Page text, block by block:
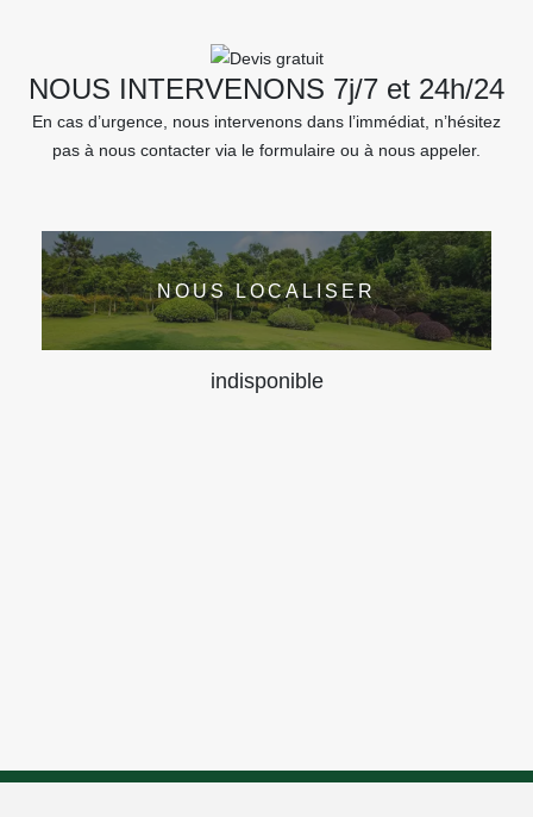
NOUS INTERVENONS 7j/7 et 24h/24
En cas d’urgence, nous intervenons dans l’immédiat, n’hésitez
pas à nous contacter via le formulaire ou à nous appeler.
NOUS LOCALISER
indisponible